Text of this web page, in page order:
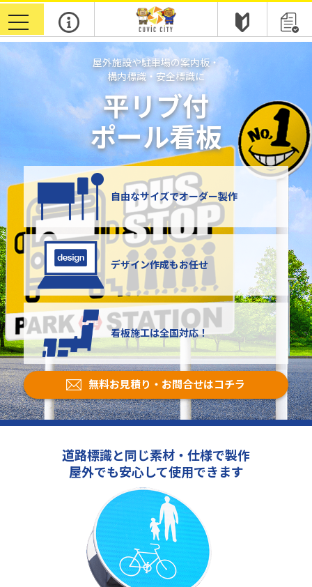
toggle
navigation
屋外施設や駐車場の案内板・
構内標識・安全標識に
平リブ付
ポール看板
自由なサイズでオーダー製作
デザイン作成もお任せ
看板施工は全国対応！
無料お見積り・お問合せはコチラ
道路標識と同じ素材・仕様で製作
屋外でも安心して使用できます